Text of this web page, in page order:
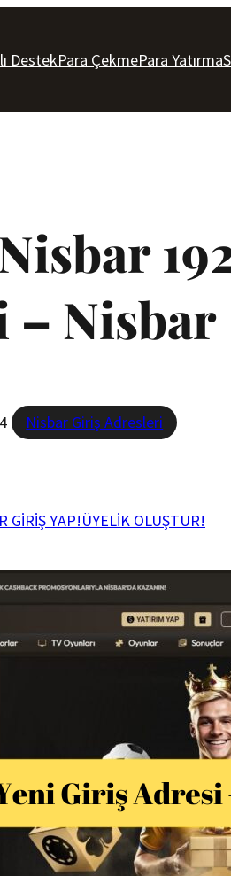
DestekPara ÇekmePara Yatırma
– Nisbar
Nisbar Giriş Adresleri
GİRİŞ YAP!ÜYELİK OLUŞTUR!